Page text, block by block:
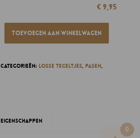
€ 9,95
Toevoegen aan winkelwagen
Categorieën: Losse tegeltjes, Pasen,
Eigenschappen
0